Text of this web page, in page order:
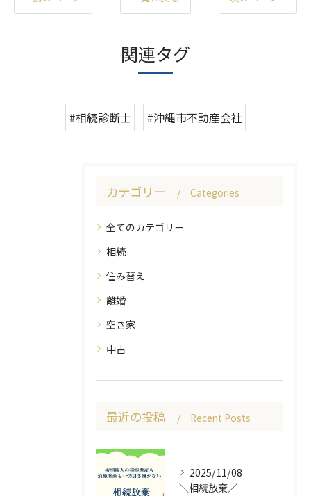
関連タグ
#相続診断士 #沖縄市不動産会社
カテゴリー Categories
全てのカテゴリー
相続
住み替え
離婚
空き家
中古
最近の投稿 Recent Posts
2025/11/08
＼相続放棄／